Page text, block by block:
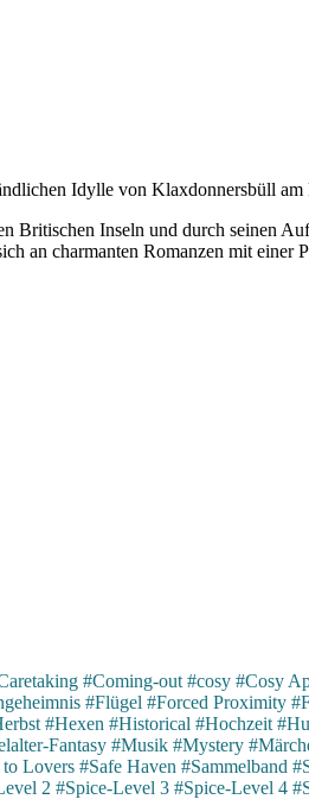
Idylle von Klaxdonnersbüll am
Britischen Inseln und durch seinen
an charmanten Romanzen mit
#Coming-out #cosy #Cosy
#Flügel #Forced Proximity
#Hexen #Historical #Hochzeit
Fantasy #Musik #Mystery
Lovers #Safe Haven #Sammelband
2 #Spice-Level 3 #Spice-Level 4